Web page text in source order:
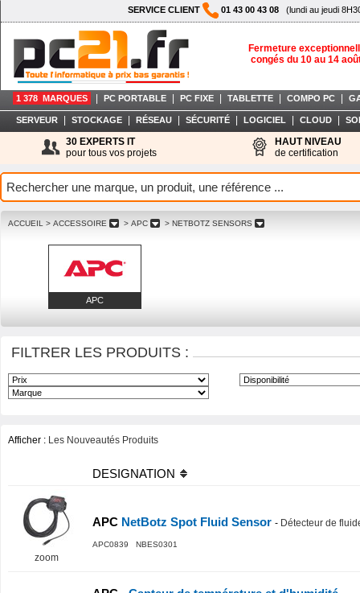
SERVICE CLIENT 01 43 00 43 08 (lundi au jeudi
Fermeture
congés du 10 au 14
1 378 MARQUES PC PORTABLE PC FIXE TABLETTE COMPO PC
SERVEUR STOCKAGE RÉSEAU SÉCURITÉ LOGICIEL CLOUD
30 EXPERTS IT
pour tous vos projets
HAUT NIVEAU
de certification
ACCUEIL > ACCESSOIRE > APC > NETBOTZ SENSORS
APC
FILTRER LES PRODUITS :
Afficher : Les Nouveautés Produits
DESIGNATION
zoom
APC NetBotz Spot Fluid Sensor - Détecteur de
APC0839 NBES0301